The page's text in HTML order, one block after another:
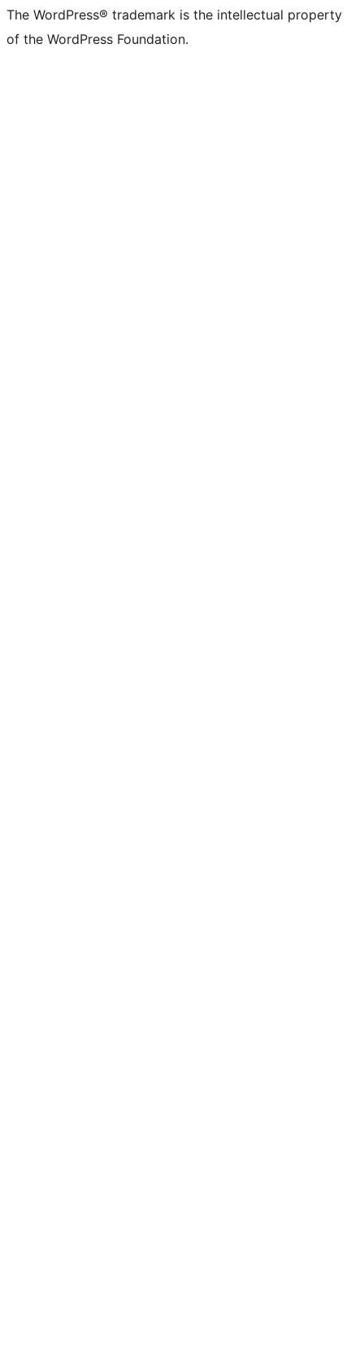
The WordPress® trademark is the intellectual property
of the WordPress Foundation.